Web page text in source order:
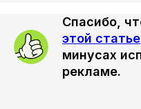
Спасибо,
этой статье
минусах
рекламе.